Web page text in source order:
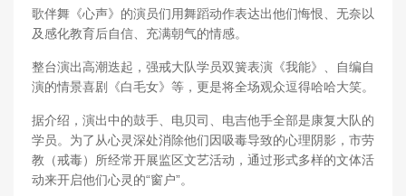
歌伴舞《心声》的演员们用舞蹈动作表达出他们悔恨、无奈以
及感化教育后自信、充满朝气的情感。
整台演出高潮迭起，强戒大队学员双簧表演《我能》、自编自
演的情景喜剧《白毛女》等，更是将全场观众逗得哈哈大笑。
据介绍，演出中的鼓手、电贝司、电吉他手全部是康复大队的
学员。为了从心灵深处消除他们因吸毒导致的心理阴影，市劳
教（戒毒）所经常开展监区文艺活动，通过形式多样的文体活
动来开启他们心灵的“窗户”。